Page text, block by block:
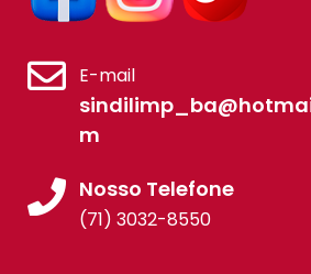
E-mail
m
Nosso Telefone
(71) 3032-8550